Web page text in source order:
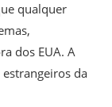
qualquer
dos EUA. A
da